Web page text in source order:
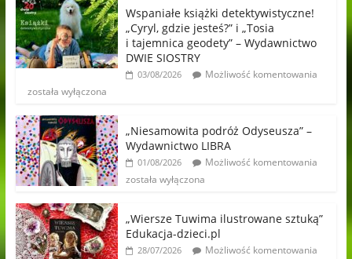
Wspaniałe książki detektywistyczne!
„Cyryl, gdzie jesteś?” i „Tosia
i tajemnica geodety” – Wydawnictwo
DWIE SIOSTRY
03/08/2026
Możliwość komentowania
została wyłączona
„Niesamowita podróż Odyseusza” –
Wydawnictwo LIBRA
01/08/2026
Możliwość komentowania
została wyłączona
„Wiersze Tuwima ilustrowane sztuką”
Edukacja-dzieci.pl
28/07/2026
Możliwość komentowania